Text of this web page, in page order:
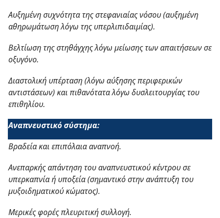
Αυξημένη συχνότητα της στεφανιαίας νόσου (αυξημένη
αθηρωμάτωση λόγω της υπερλιπιδαιμίας).
Βελτίωση της στηθάγχης λόγω μείωσης των απαιτήσεων σε
οξυγόνο.
Διαστολική υπέρταση (λόγω αύξησης περιφερικών
αντιστάσεων) και πιθανότατα λόγω δυσλειτουργίας του
επιθηλίου.
Αναπνευστικό σύστημα:
Βραδεία και επιπόλαια αναπνοή.
Ανεπαρκής απάντηση του αναπνευστικού κέντρου σε
υπερκαπνία ή υποξεία (σημαντικό στην ανάπτυξη του
μυξοιδηματικού κώματος).
Μερικές φορές πλευριτική συλλογή.